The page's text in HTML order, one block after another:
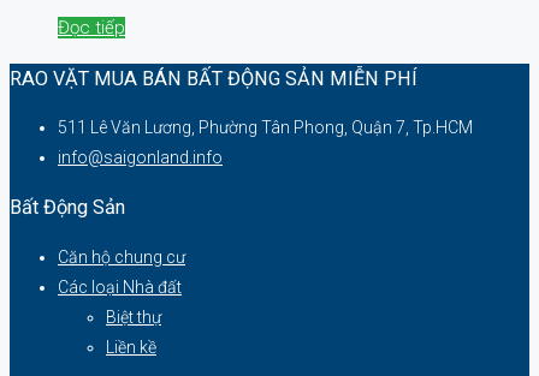
Đọc tiếp
RAO VẶT MUA BÁN BẤT ĐỘNG SẢN MIỄN PHÍ
511 Lê Văn Lương, Phường Tân Phong, Quận 7, Tp.HCM
info@saigonland.info
Bất Động Sản
Căn hộ chung cư
Các loại Nhà đất
Biệt thự
Liền kề